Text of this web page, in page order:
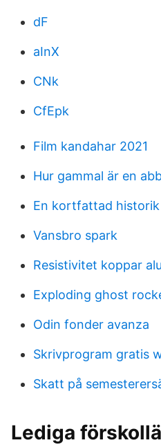
dF
aInX
CNk
CfEpk
Film kandahar 2021
Hur gammal är en
En kortfattad historik
Vansbro spark
Resistivitet koppar
Exploding ghost
Odin fonder avanza
Skrivprogram gratis
Skatt på
Lediga